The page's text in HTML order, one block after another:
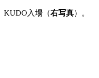
KUDO入場（右写真）。